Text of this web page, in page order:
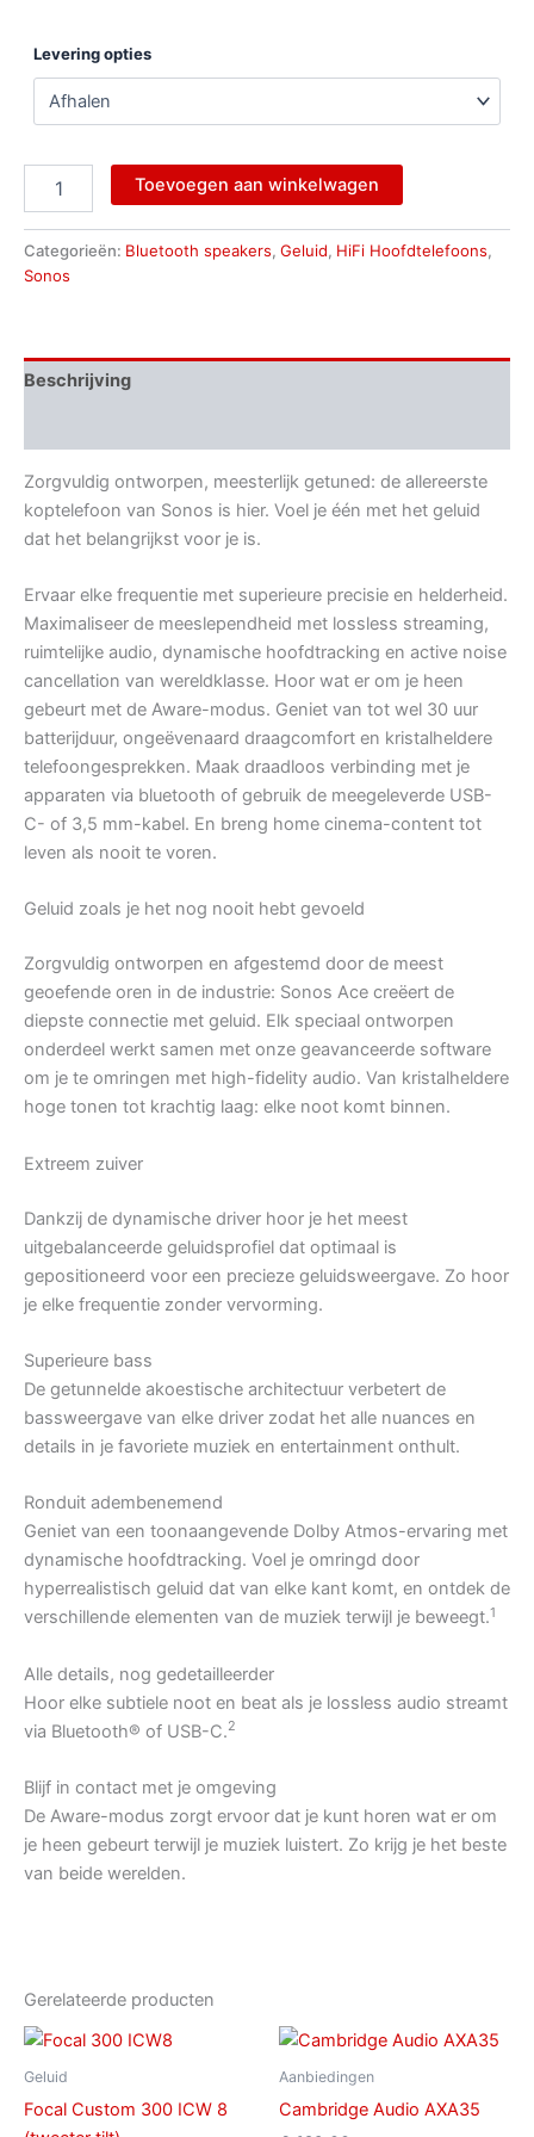
Levering opties
Toevoegen aan winkelwagen
Categorieën: Bluetooth speakers, Geluid, HiFi Hoofdtelefoons,
Sonos
Beschrijving
Zorgvuldig ontworpen, meesterlijk getuned: de allereerste
koptelefoon van Sonos is hier. Voel je één met het geluid
dat het belangrijkst voor je is.
Ervaar elke frequentie met superieure precisie en helderheid.
Maximaliseer de meeslependheid met lossless streaming,
ruimtelijke audio, dynamische hoofdtracking en active noise
cancellation van wereldklasse. Hoor wat er om je heen
gebeurt met de Aware-modus. Geniet van tot wel 30 uur
batterijduur, ongeëvenaard draagcomfort en kristalheldere
telefoongesprekken. Maak draadloos verbinding met je
apparaten via bluetooth of gebruik de meegeleverde USB-
C- of 3,5 mm-kabel. En breng home cinema-content tot
leven als nooit te voren.
Geluid zoals je het nog nooit hebt gevoeld
Zorgvuldig ontworpen en afgestemd door de meest
geoefende oren in de industrie: Sonos Ace creëert de
diepste connectie met geluid. Elk speciaal ontworpen
onderdeel werkt samen met onze geavanceerde software
om je te omringen met high-fidelity audio. Van kristalheldere
hoge tonen tot krachtig laag: elke noot komt binnen.
Extreem zuiver
Dankzij de dynamische driver hoor je het meest
uitgebalanceerde geluidsprofiel dat optimaal is
gepositioneerd voor een precieze geluidsweergave. Zo hoor
je elke frequentie zonder vervorming.
Superieure bass
De getunnelde akoestische architectuur verbetert de
bassweergave van elke driver zodat het alle nuances en
details in je favoriete muziek en entertainment onthult.
Ronduit adembenemend
Geniet van een toonaangevende Dolby Atmos-ervaring met
dynamische hoofdtracking. Voel je omringd door
hyperrealistisch geluid dat van elke kant komt, en ontdek de
verschillende elementen van de muziek terwijl je beweegt.1
Alle details, nog gedetailleerder
Hoor elke subtiele noot en beat als je lossless audio streamt
via Bluetooth® of USB-C.2
Blijf in contact met je omgeving
De Aware-modus zorgt ervoor dat je kunt horen wat er om
je heen gebeurt terwijl je muziek luistert. Zo krijg je het beste
van beide werelden.
Gerelateerde producten
Geluid
Focal Custom 300 ICW 8
Aanbiedingen
Cambridge Audio AXA35